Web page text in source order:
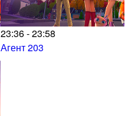
23:36 - 23:58
Агент 203